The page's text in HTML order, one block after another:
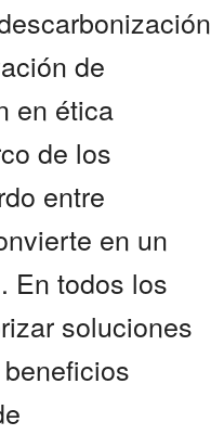
de
en ética
de los
entre
en un
En todos los
soluciones